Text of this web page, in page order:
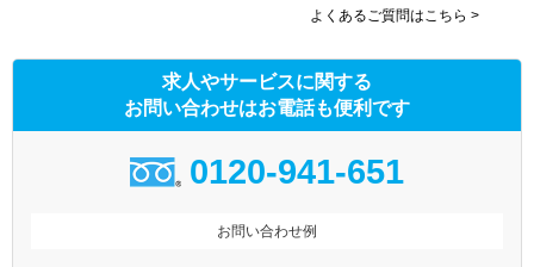
よくあるご質問はこちら >
求人やサービスに関する
お問い合わせはお電話も便利です
0120-941-651
お問い合わせ例